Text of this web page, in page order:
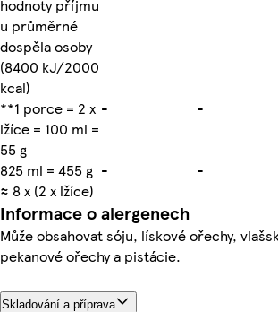
hodnoty příjmu
u průměrné
dospěla osoby
(8400 kJ/2000
kcal)
**1 porce = 2 x
lžíce = 100 ml =
55 g
- -
825 ml = 455 g
≈ 8 x (2 x lžíce)
- -
Informace o alergenech
Může obsahovat sóju, lískové ořechy,
pekanové ořechy a pistácie.
Skladování a příprava